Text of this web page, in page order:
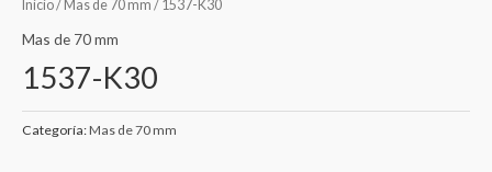
Inicio/ Mas de 70 mm / 1537-K30
Mas de 70 mm
1537-K30
Categoría:Mas de 70 mm